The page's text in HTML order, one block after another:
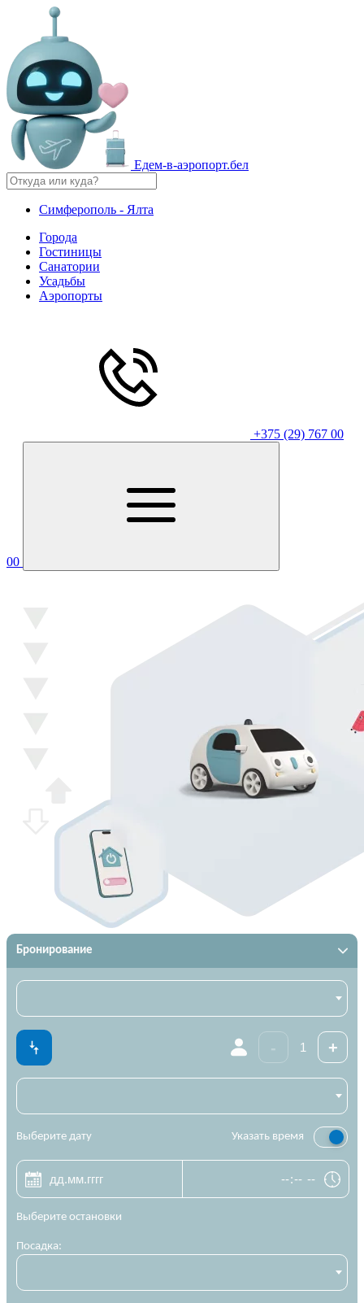
Едем-в-аэропорт.бел
Симферополь - Ялта
Города
Гостиницы
Санатории
Усадьбы
Аэропорты
+375 (29) 767 00
00